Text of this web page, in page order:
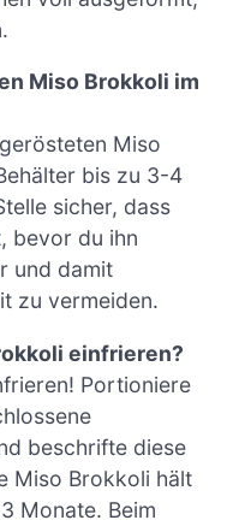
Miso Brokkoli im
Miso
bis zu 3-4
sicher, dass
bevor du ihn
und damit
zu vermeiden.
einfrieren?
Portioniere
beschrifte diese
Miso Brokkoli hält
Monate. Beim